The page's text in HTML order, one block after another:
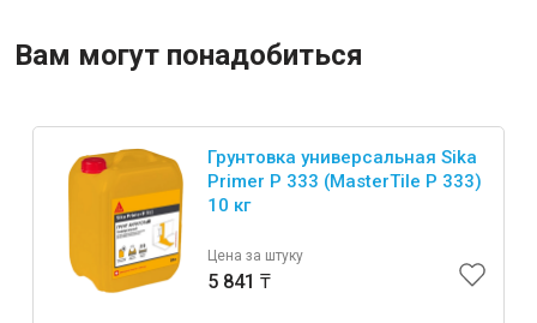
Вам могут понадобиться
Грунтовка универсальная Sika
Primer P 333 (MasterTile P 333)
10 кг
Цена за штуку
5 841 ₸